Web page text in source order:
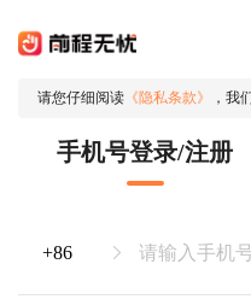
请您仔细阅读 《隐私条款》 ，我
手机号登录/注册